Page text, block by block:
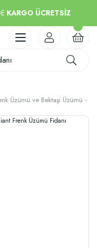
KARGO ÜCRETSİZ
Üzümü ve Bektaşi Üzümü